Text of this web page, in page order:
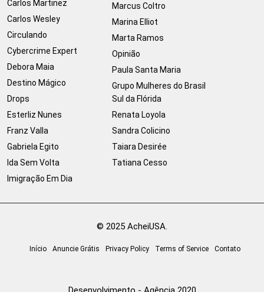
Carlos Martinez
Carlos Wesley
Circulando
Cybercrime Expert
Debora Maia
Destino Mágico
Drops
Esterliz Nunes
Franz Valla
Gabriela Egito
Ida Sem Volta
Imigração Em Dia
Marcus Coltro
Marina Elliot
Marta Ramos
Opinião
Paula Santa Maria
Grupo Mulheres do Brasil
Sul da Flórida
Renata Loyola
Sandra Colicino
Taiara Desirée
Tatiana Cesso
© 2025 AcheiUSA.
Início Anuncie Grátis Privacy Policy Terms of Service Contato